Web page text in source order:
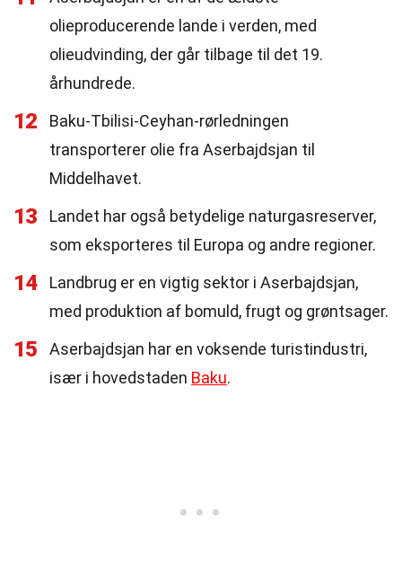
olieproducerende lande i verden, med
olieudvinding, der går tilbage til det 19.
århundrede.
12
Baku-Tbilisi-Ceyhan-rørledningen
transporterer olie fra Aserbajdsjan til
Middelhavet.
13
Landet har også betydelige naturgasreserver,
som eksporteres til Europa og andre regioner.
14
Landbrug er en vigtig sektor i Aserbajdsjan,
med produktion af bomuld, frugt og grøntsager.
15
Aserbajdsjan har en voksende turistindustri,
især i hovedstaden Baku.